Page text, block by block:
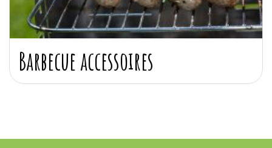
Barbecue accessoires